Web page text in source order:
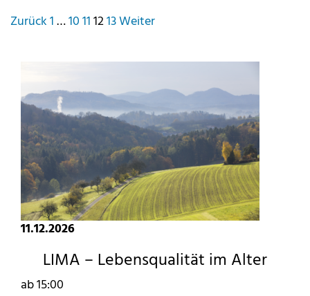
Seitennummerierung
Beiträge
Zurück1…10111213Weiter
11.12.2026
LIMA – Lebensqualität im Alter
ab 15:00